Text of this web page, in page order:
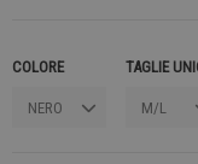
COLORE TAGLIE